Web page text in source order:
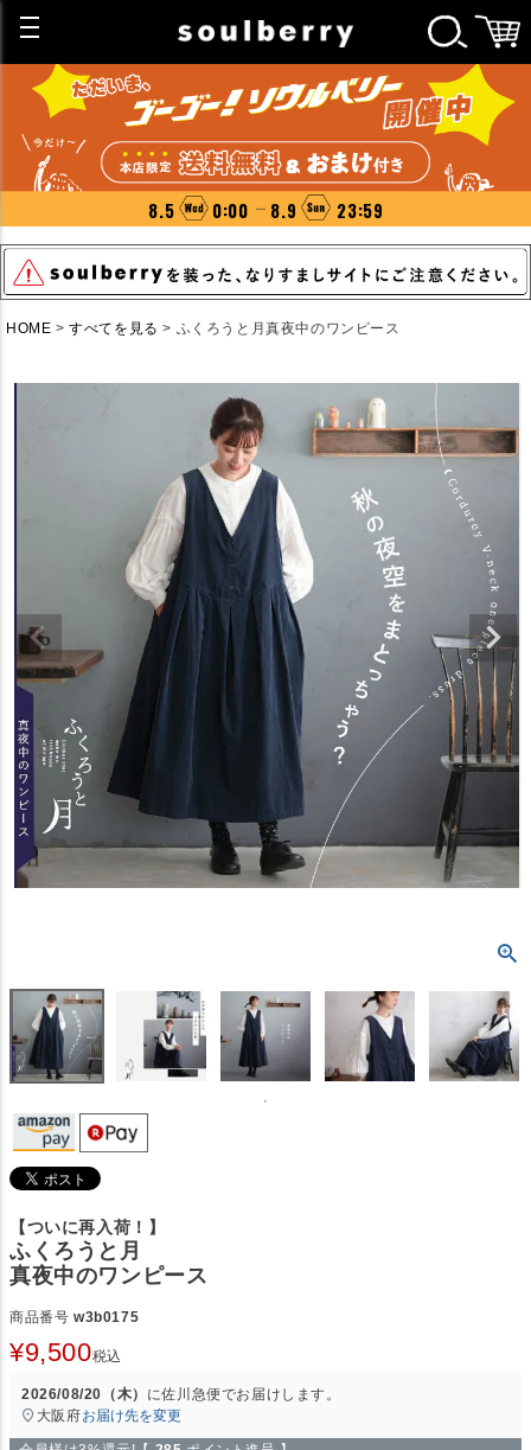
8.5 0:00 8.9 23:59
HOME すべてを見る ふくろうと月真夜中のワンピース
【ついに再入荷！】
ふくろうと月
真夜中のワンピース
商品番号 w3b0175
¥9,500税込
2026/08/20（木） に佐川急便でお届けします。
大阪府お届け先を変更